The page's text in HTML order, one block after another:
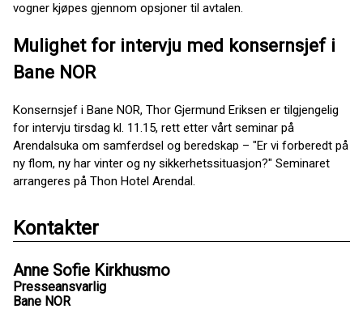
vogner kjøpes gjennom opsjoner til avtalen.
Mulighet for intervju med konsernsjef i
Bane NOR
Konsernsjef i Bane NOR, Thor Gjermund Eriksen er tilgjengelig
for intervju tirsdag kl. 11.15, rett etter vårt seminar på
Arendalsuka om samferdsel og beredskap – "Er vi forberedt på
ny flom, ny har vinter og ny sikkerhetssituasjon?" Seminaret
arrangeres på Thon Hotel Arendal.
Kontakter
Anne Sofie Kirkhusmo
Presseansvarlig
Bane NOR